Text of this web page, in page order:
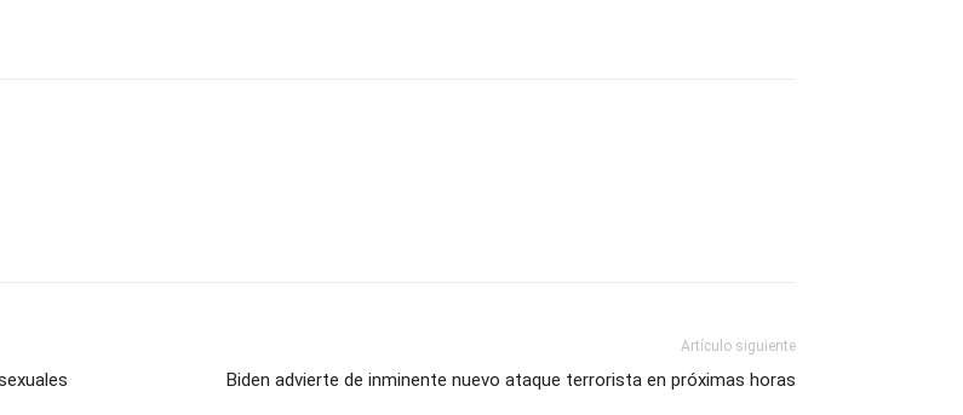
Artículo siguiente
Biden advierte de inminente nuevo ataque terrorista en próximas horas